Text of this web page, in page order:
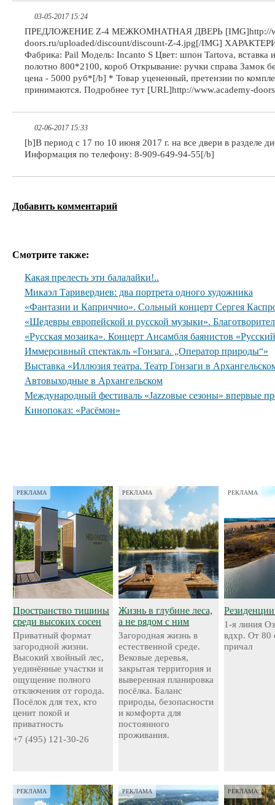
03-05-2017 15:24
ПРЕДЛОЖЕНИЕ Z-4 МЕЖКОМНАТНАЯ ДВЕРЬ [IMG]http://
doors.ru/uploaded/discount/discount-Z-4.jpg[/IMG]
Фабрика: Pail Модель: Incanto S Цвет: шпон Tartova, вставка
полотно 800*2100, короб Открывание: ручки справа Замок
цена - 5000 руб*[/b] * Товар уцененный, претензии по
принимаются. Подробнее тут [URL]http://www.academy-
02-06-2017 15:33
[b]В период с 17 по 10 июня 2017 г. на все двери в разделе
Информация по телефону: 8-909-649-94-55[/b]
Добавить комментарий
Смотрите также:
Какая прелесть эти балалайки!..
Микаэл Таривердиев: два портрета одного художника
«Фантазии и Каприччио». Сольный концерт Сергея
«Шедевры европейской и русской музыки».
«Русская мозаика». Концерт Ансамбля баянистов
Иммерсивный спектакль «Гонзага. „Оператор природы“»
Выставка «Иллюзия театра. Театр Гонзаги в
Автовыходные в Архангельском
Международный фестиваль «Jazzовые сезоны» впервые
Кинопоказ: «Расёмон»
РЕКЛАМА
Пространство тишины
среди высоких сосен
Приватный формат
загородной жизни.
Высокий хвойный лес,
уединённые участки и
ощущение полного
отключения от города.
Посёлок для тех, кто
ценит покой и
приватность
+7 (495) 121-30-26
РЕКЛАМА
Жизнь в глубине леса,
а не рядом с ним
Загородная жизнь в
естественной среде.
Вековые деревья,
закрытая территория и
выверенная планировка
посёлка. Баланс
природы, безопасности
и комфорта для
постоянного
проживания.
РЕКЛАМА
1-я линия
вдхр. От 80
причал
РЕКЛАМА РЕКЛАМА РЕКЛАМА